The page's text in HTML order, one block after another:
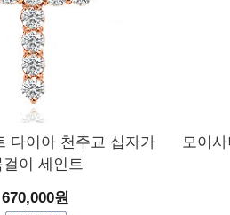
다이아 천주교 십자가
걸이 세인트
670,000원
모이